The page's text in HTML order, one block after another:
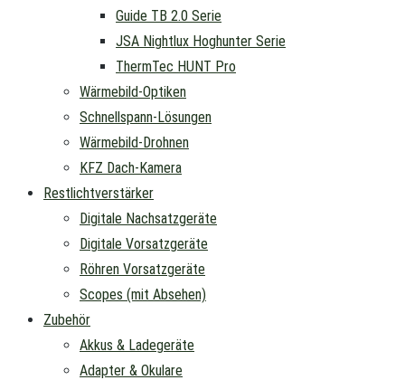
Guide TB 2.0 Serie
JSA Nightlux Hoghunter Serie
ThermTec HUNT Pro
Wärmebild-Optiken
Schnellspann-Lösungen
Wärmebild-Drohnen
KFZ Dach-Kamera
Restlichtverstärker
Digitale Nachsatzgeräte
Digitale Vorsatzgeräte
Röhren Vorsatzgeräte
Scopes (mit Absehen)
Zubehör
Akkus & Ladegeräte
Adapter & Okulare